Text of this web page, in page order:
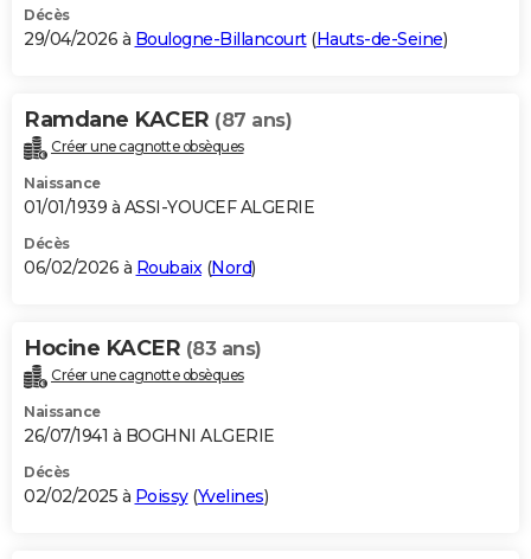
BONS PLANS
Carte de Noël
Carte Bonne année
Carte Saint-Valentin
Carte Pâques
Carte d'anniversaire
DICTIONNAIRE
Dictionnaire
Biographies
Citations
Expressions
Proverbes
PROGRAMME TV
S'inscrire
Se connecter
Lycées
Collèges
Primaires
Universités
Entreprises
Service militaire
Avis de recherche
AVIS DE DÉCÈS
Bricolage
Lifestyle
Culture
Sport
Auto
Television
Voyage
Cinema
Décès
29/04/2026 à Boulogne-Billancourt(Hauts-de-Seine)
Ramdane KACER (87 ans)
Créer une cagnotte obsèques
Naissance
01/01/1939 à ASSI-YOUCEF ALGERIE
Décès
06/02/2026 à Roubaix(Nord)
Hocine KACER (83 ans)
Créer une cagnotte obsèques
Naissance
26/07/1941 à BOGHNI ALGERIE
Décès
02/02/2025 à Poissy(Yvelines)